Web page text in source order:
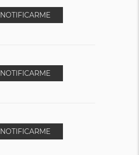
NOTIFICARME
NOTIFICARME
NOTIFICARME